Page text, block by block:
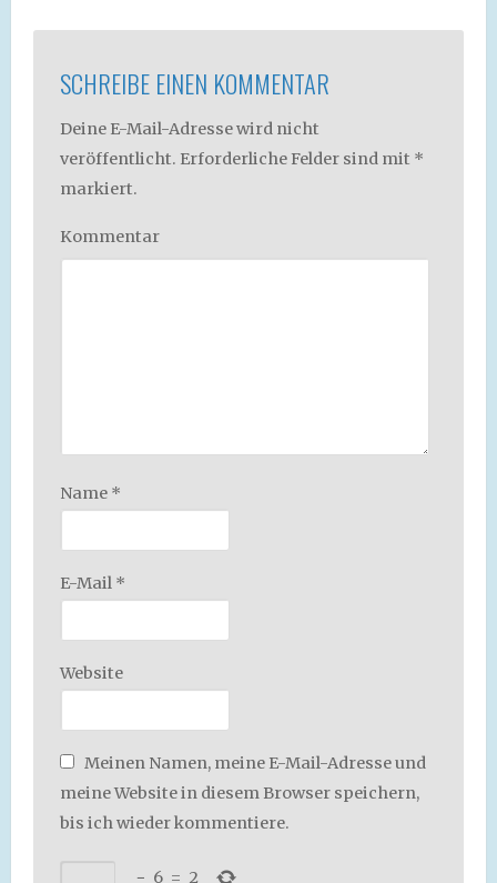
SCHREIBE EINEN KOMMENTAR
Deine E-Mail-Adresse wird nicht
veröffentlicht. Erforderliche Felder sind mit *
markiert.
Kommentar
Name *
E-Mail *
Website
Meinen Namen, meine E-Mail-Adresse und
meine Website in diesem Browser speichern,
bis ich wieder kommentiere.
− 6 = 2